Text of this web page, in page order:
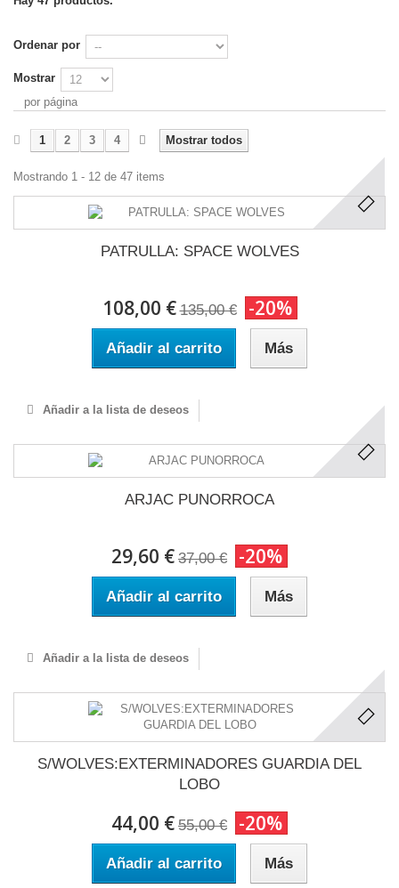
Ordenar por
Mostrar
por página
Mostrar todos
1 2 3 4
Mostrando 1 - 12 de 47 items
PATRULLA: SPACE WOLVES
108,00 € 135,00 € -20%
Añadir al carrito Más
Añadir a la lista de deseos
ARJAC PUNORROCA
29,60 € 37,00 € -20%
Añadir al carrito Más
Añadir a la lista de deseos
S/WOLVES:EXTERMINADORES GUARDIA DEL
LOBO
44,00 € 55,00 € -20%
Añadir al carrito Más